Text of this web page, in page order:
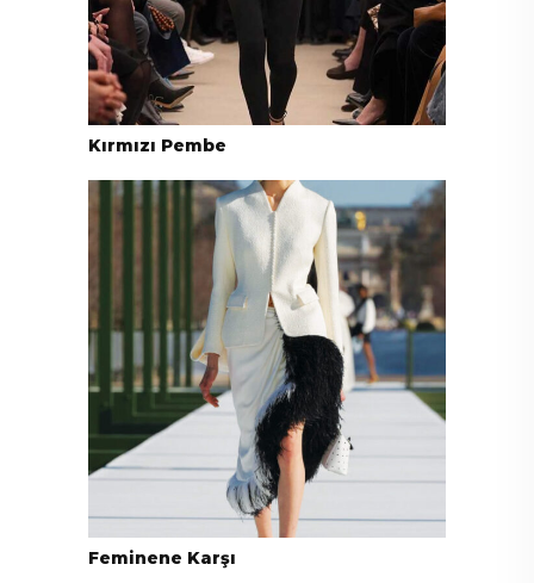
Kırmızı Pembe
Feminene Karşı